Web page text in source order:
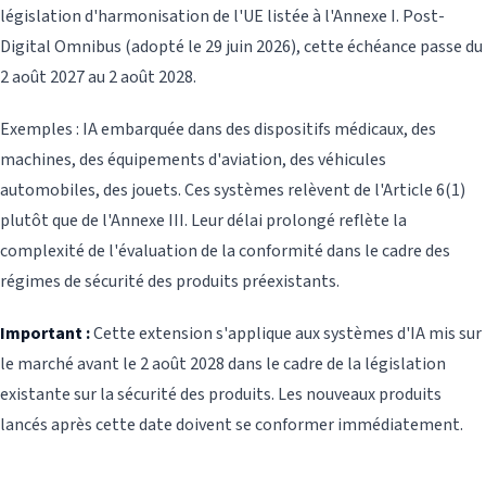
législation d'harmonisation de l'UE listée à l'Annexe I. Post-
Digital Omnibus (adopté le 29 juin 2026), cette échéance passe du
2 août 2027 au 2 août 2028.
Exemples : IA embarquée dans des dispositifs médicaux, des
machines, des équipements d'aviation, des véhicules
automobiles, des jouets. Ces systèmes relèvent de l'Article 6(1)
plutôt que de l'Annexe III. Leur délai prolongé reflète la
complexité de l'évaluation de la conformité dans le cadre des
régimes de sécurité des produits préexistants.
Important :Cette extension s'applique aux systèmes d'IA mis sur
le marché avant le 2 août 2028 dans le cadre de la législation
existante sur la sécurité des produits. Les nouveaux produits
lancés après cette date doivent se conformer immédiatement.